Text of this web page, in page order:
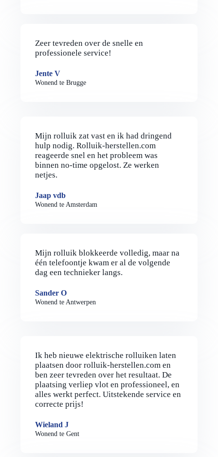
Zeer tevreden over de snelle en
professionele service!
Jente V
Wonend te Brugge
Mijn rolluik zat vast en ik had dringend
hulp nodig. Rolluik-herstellen.com
reageerde snel en het probleem was
binnen no-time opgelost. Ze werken
netjes.
Jaap vdb
Wonend te Amsterdam
Mijn rolluik blokkeerde volledig, maar na
één telefoontje kwam er al de volgende
dag een technieker langs.
Sander O
Wonend te Antwerpen
Ik heb nieuwe elektrische rolluiken laten
plaatsen door rolluik-herstellen.com en
ben zeer tevreden over het resultaat. De
plaatsing verliep vlot en professioneel, en
alles werkt perfect. Uitstekende service en
correcte prijs!
Wieland J
Wonend te Gent